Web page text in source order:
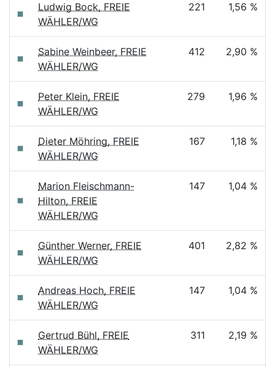
Ludwig Bock, FREIE
WÄHLER/WG
221 1,56 %
Sabine Weinbeer, FREIE
WÄHLER/WG
412 2,90 %
Peter Klein, FREIE
WÄHLER/WG
279 1,96 %
Dieter Möhring, FREIE
WÄHLER/WG
167 1,18 %
Marion Fleischmann-
Hilton, FREIE
WÄHLER/WG
147 1,04 %
Günther Werner, FREIE
WÄHLER/WG
401 2,82 %
Andreas Hoch, FREIE
WÄHLER/WG
147 1,04 %
Gertrud Bühl, FREIE
WÄHLER/WG
311 2,19 %